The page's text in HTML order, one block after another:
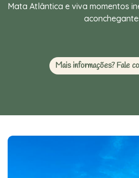
Mata Atlântica e viva momentos
Mais informações? Fale